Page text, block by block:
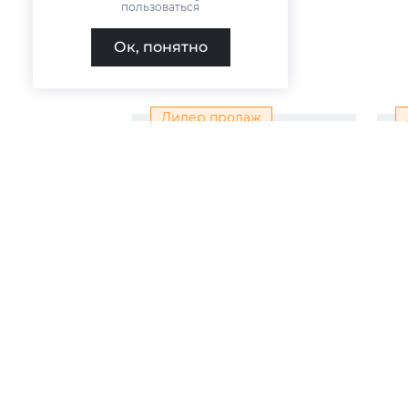
Лидер продаж
пользоваться
Ок, понятно